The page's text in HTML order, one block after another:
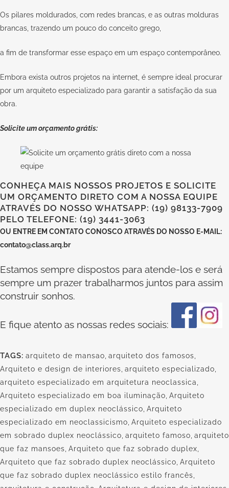
Os pilares moldurados, com redes brancas, e as outras molduras
brancas, trazendo um pouco do conceito grego,
a fim de transformar esse espaço em um espaço contemporâneo.
Embora exista outros projetos na internet, é sempre ideal procurar
por um arquiteto especializado para garantir a satisfação da sua
obra.
Solicite um orçamento grátis:
CONHEÇA MAIS NOSSOS PROJETOS E SOLICITE
UM ORÇAMENTO DIRETO COM A NOSSA EQUIPE
ATRAVÉS DO NOSSO WHATSAPP: (19) 98133-7909
PELO TELEFONE: (19) 3441-3063
OU ENTRE EM CONTATO CONOSCOATRAVÉS DO NOSSO E-MAIL:
contato@class.arq.br
Estamos sempre dispostos para atende-los e será
sempre um prazer trabalharmos juntos para assim
construir sonhos.
E fique atento as nossas redes sociais:
TAGS: arquiteto de mansao, arquiteto dos famosos,
Arquiteto e design de interiores, arquiteto especializado,
arquiteto especializado em arquitetura neoclassica,
Arquiteto especializado em boa iluminação, Arquiteto
especializado em duplex neoclássico, Arquiteto
especializado em neoclassicismo, Arquiteto especializado
em sobrado duplex neoclássico, arquiteto famoso, arquiteto
que faz mansoes, Arquiteto que faz sobrado duplex,
Arquiteto que faz sobrado duplex neoclássico, Arquiteto
que faz sobrado duplex neoclássico estilo francês,